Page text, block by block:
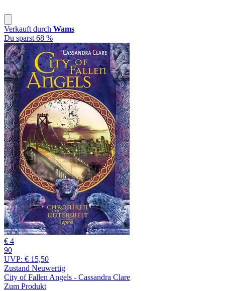
Verkauft durch Wams
Du sparst 68 %
€ 4
90
UVP: € 15,50
Zustand Neuwertig
City of Fallen Angels - Cassandra Clare
Zum Produkt